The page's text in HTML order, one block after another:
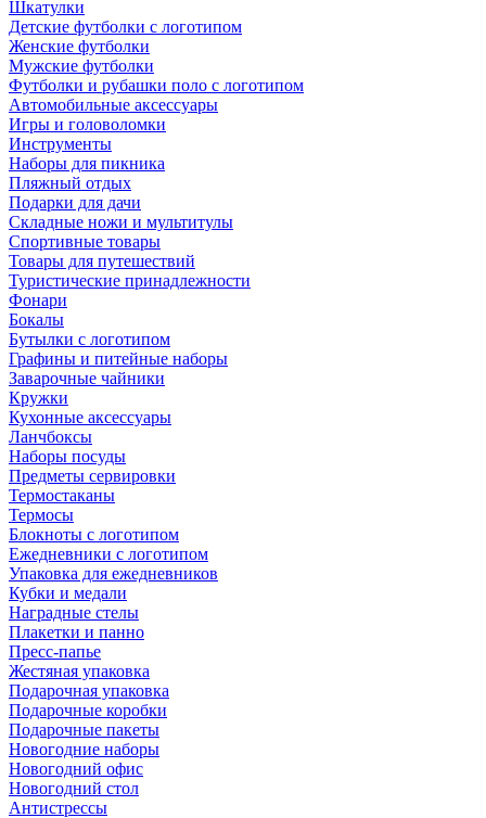
Шкатулки
Детские футболки с логотипом
Женские футболки
Мужские футболки
Футболки и рубашки поло с логотипом
Автомобильные аксессуары
Игры и головоломки
Инструменты
Наборы для пикника
Пляжный отдых
Подарки для дачи
Складные ножи и мультитулы
Спортивные товары
Товары для путешествий
Туристические принадлежности
Фонари
Бокалы
Бутылки с логотипом
Графины и питейные наборы
Заварочные чайники
Кружки
Кухонные аксессуары
Ланчбоксы
Наборы посуды
Предметы сервировки
Термостаканы
Термосы
Блокноты с логотипом
Ежедневники с логотипом
Упаковка для ежедневников
Кубки и медали
Наградные стелы
Плакетки и панно
Пресс-папье
Жестяная упаковка
Подарочная упаковка
Подарочные коробки
Подарочные пакеты
Новогодние наборы
Новогодний офис
Новогодний стол
Антистрессы